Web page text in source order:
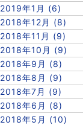
2019年1月 (6)
2018年12月 (8)
2018年11月 (9)
2018年10月 (9)
2018年9月 (8)
2018年8月 (9)
2018年7月 (9)
2018年6月 (8)
2018年5月 (10)